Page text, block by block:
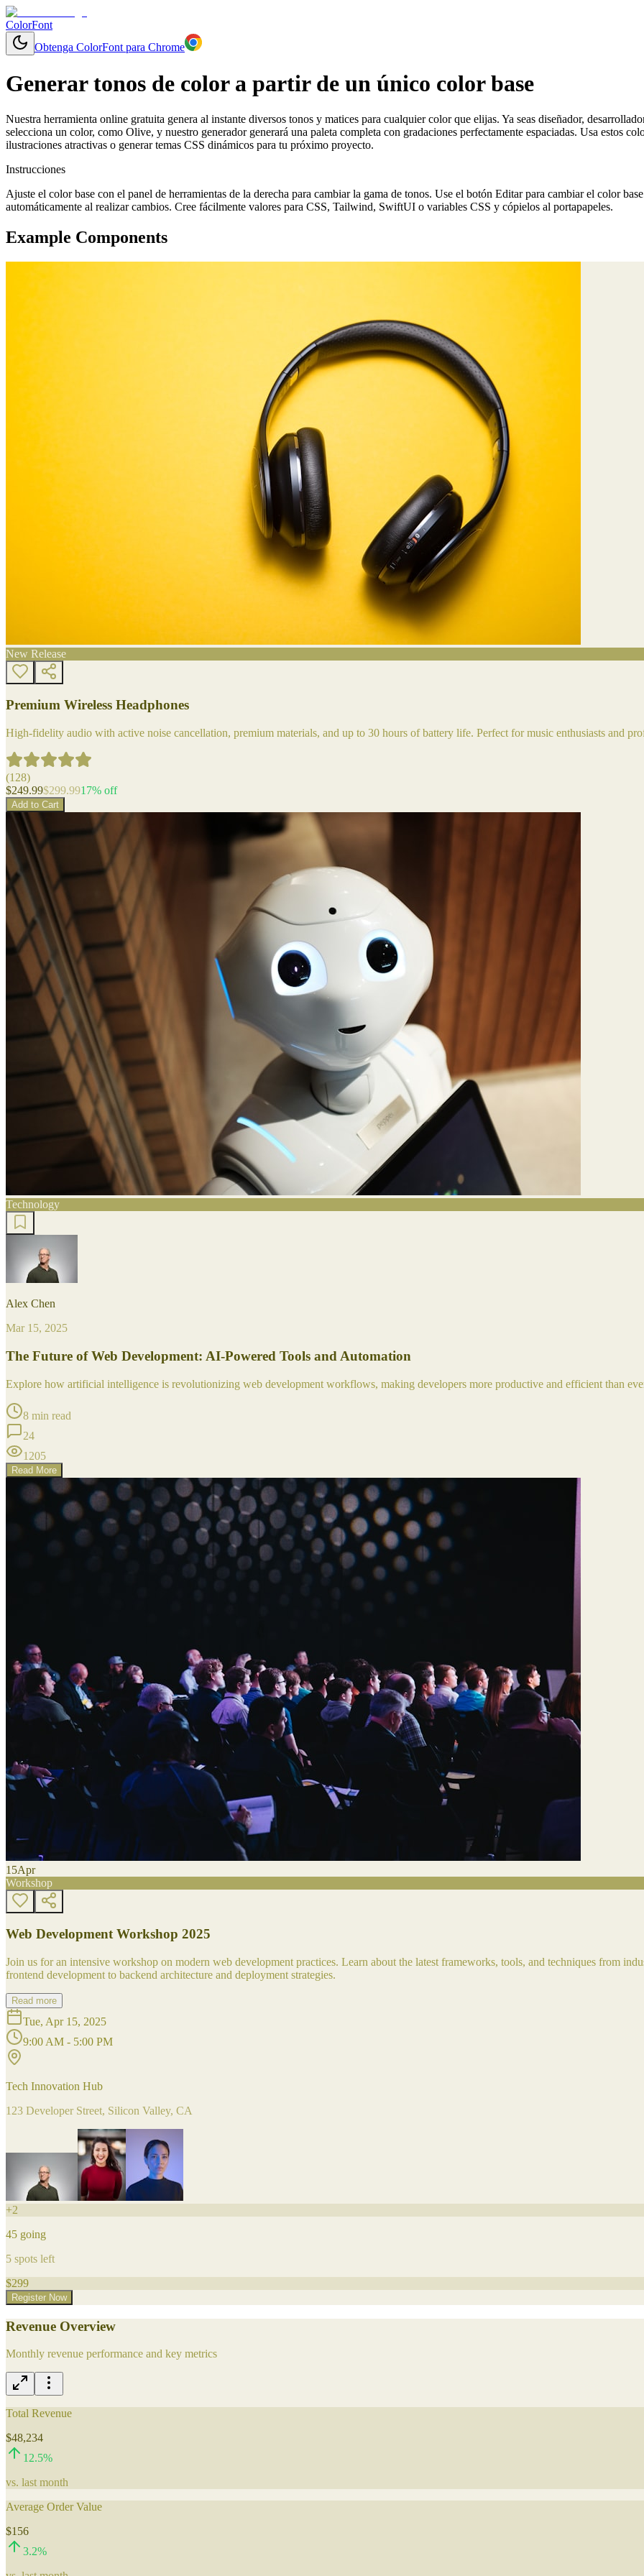
ColorFont
Obtenga ColorFont para Chrome
Generar tonos de color a partir de un único color base
Nuestra herramienta online gratuita genera al instante diversos tonos y matices para cualquier color que elijas. Ya seas diseñador,
selecciona un color, como Olive, y nuestro generador generará una paleta completa con gradaciones perfectamente espaciadas. Usa estos
ilustraciones atractivas o generar temas CSS dinámicos para tu próximo proyecto.
Instrucciones
Ajuste el color base con el panel de herramientas de la derecha para cambiar la gama de tonos. Use el botón Editar para cambiar el color
automáticamente al realizar cambios. Cree fácilmente valores para CSS, Tailwind, SwiftUI o variables CSS y cópielos al portapapeles.
Example Components
New Release
Premium Wireless Headphones
High-fidelity audio with active noise cancellation, premium materials, and up to 30 hours of battery life. Perfect for music enthusiasts and
(128)
$249.99$299.9917% off
Add to Cart
Technology
Alex Chen
Mar 15, 2025
The Future of Web Development: AI-Powered Tools and Automation
Explore how artificial intelligence is revolutionizing web development workflows, making developers more productive and efficient than
8 min read
24
1205
Read More
15Apr
Workshop
Web Development Workshop 2025
Join us for an intensive workshop on modern web development practices. Learn about the latest frameworks, tools, and techniques from
frontend development to backend architecture and deployment strategies.
Read more
Tue, Apr 15, 2025
9:00 AM - 5:00 PM
Tech Innovation Hub
123 Developer Street, Silicon Valley, CA
+2
45 going
5 spots left
$299
Register Now
Revenue Overview
Monthly revenue performance and key metrics
Total Revenue
$48,234
12.5%
vs. last month
Average Order Value
$156
3.2%